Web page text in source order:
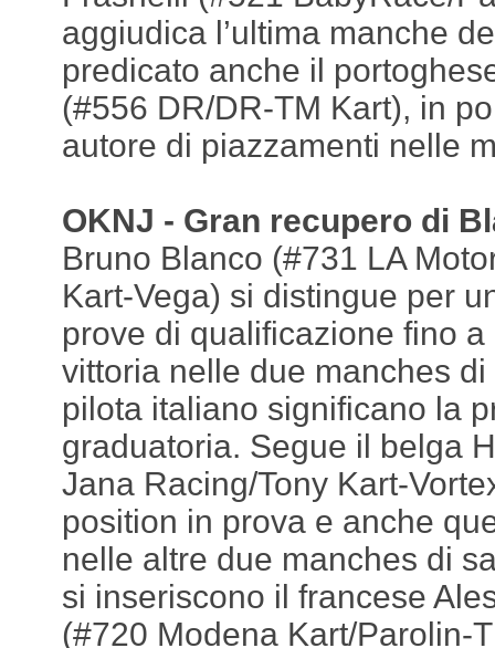
aggiudica l’ultima manche
predicato anche il
(#556 DR/DR-TM Kart), in
autore di piazzamenti nelle
OKNJ - Gran recupero di
Bruno Blanco (#731 LA
Kart-Vega) si distingue per
prove di qualificazione fino
vittoria nelle due manches
pilota italiano significano la
graduatoria. Segue il belga
Jana Racing/Tony Kart-
position in prova e anche
nelle altre due manches di
si inseriscono il francese
(#720 Modena Kart/Parolin-